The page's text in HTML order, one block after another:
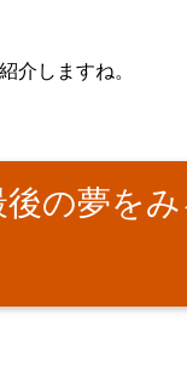
介しますね。
の夢を